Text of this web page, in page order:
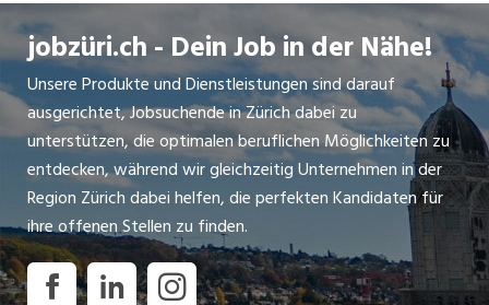
jobzüri.ch - Dein Job in der Nähe!
Unsere Produkte und Dienstleistungen sind darauf
ausgerichtet, Jobsuchende in Zürich dabei zu
unterstützen, die optimalen beruflichen Möglichkeiten zu
entdecken, während wir gleichzeitig Unternehmen in der
Region Zürich dabei helfen, die perfekten Kandidaten für
ihre offenen Stellen zu finden.